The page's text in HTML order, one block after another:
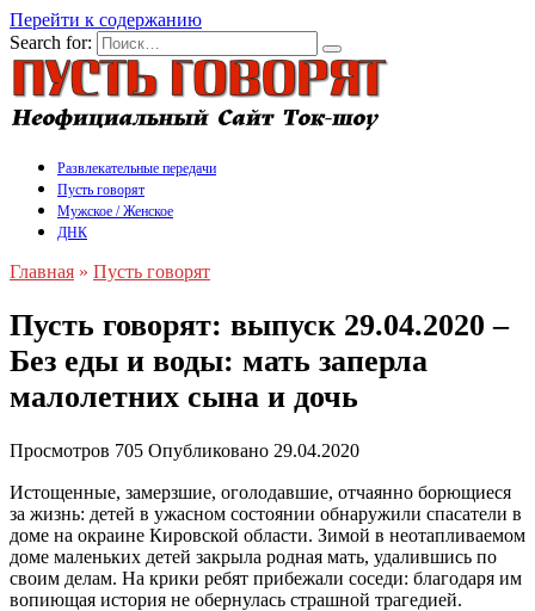
Перейти к содержанию
Search for:
Развлекательные передачи
Пусть говорят
Мужское / Женское
ДНК
Главная » Пусть говорят
Пусть говорят: выпуск 29.04.2020 –
Без еды и воды: мать заперла
малолетних сына и дочь
Просмотров 705 Опубликовано 29.04.2020
Истощенные, замерзшие, оголодавшие, отчаянно борющиеся
за жизнь: детей в ужасном состоянии обнаружили спасатели в
доме на окраине Кировской области. Зимой в неотапливаемом
доме маленьких детей закрыла родная мать, удалившись по
своим делам. На крики ребят прибежали соседи: благодаря им
вопиющая история не обернулась страшной трагедией.